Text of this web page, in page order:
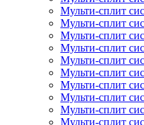
Мульти-сплит
Мульти-сплит
Мульти-сплит
Мульти-сплит
Мульти-сплит
Мульти-сплит
Мульти-сплит
Мульти-сплит
Мульти-сплит
Мульти-сплит